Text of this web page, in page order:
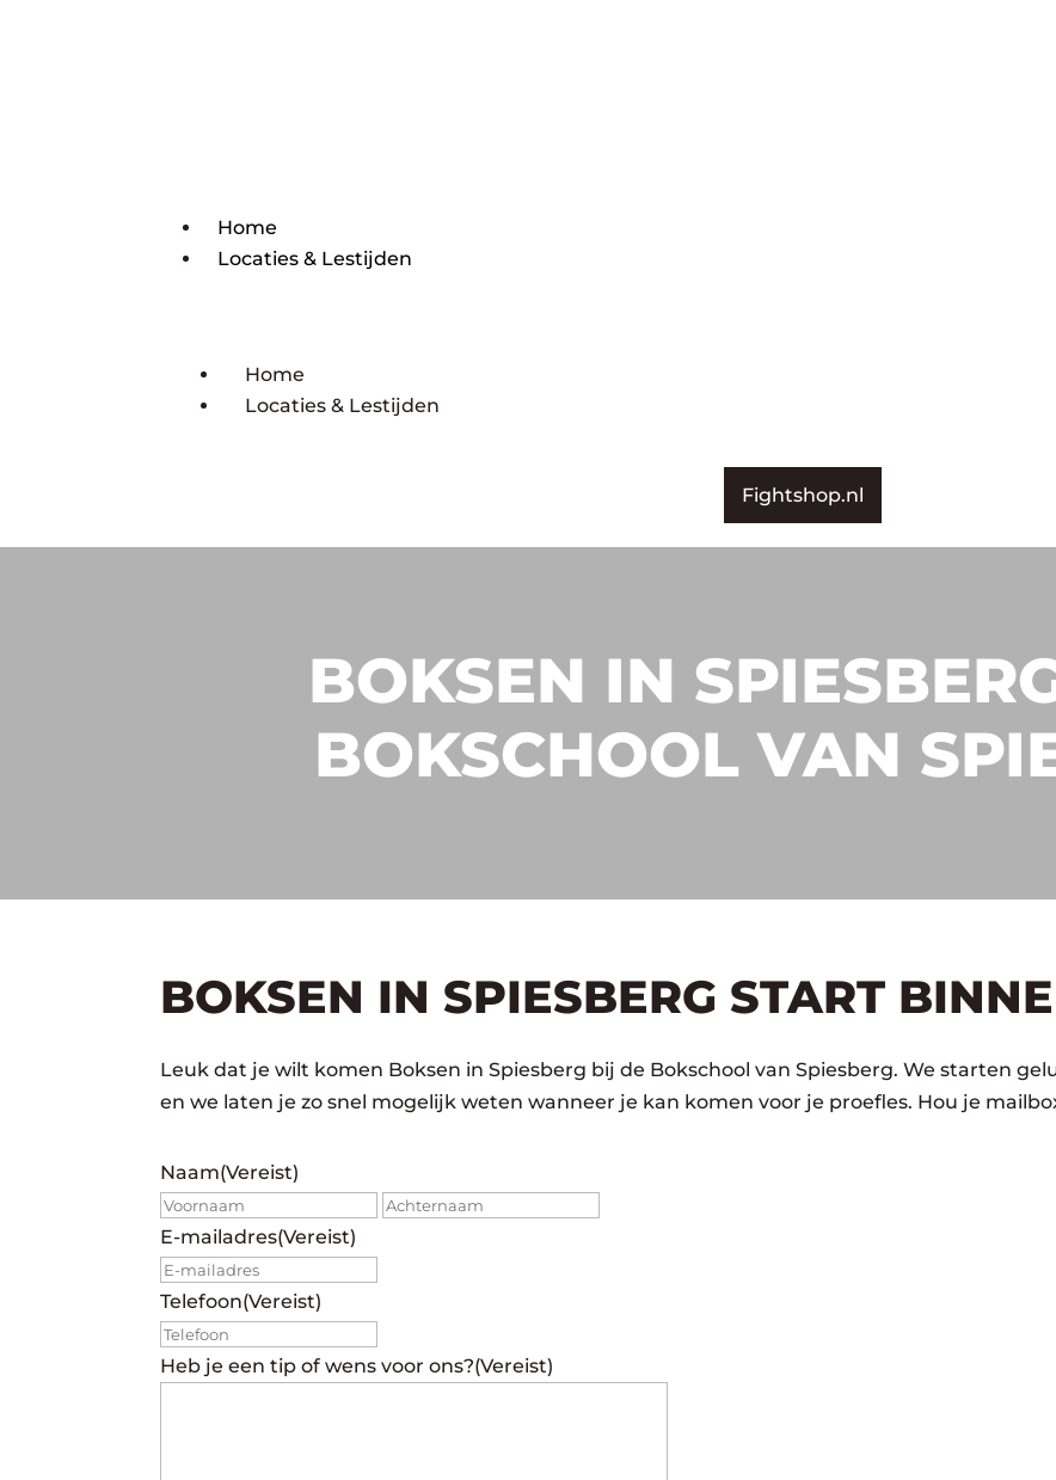
Home
Locaties & Lestijden
Home
Locaties & Lestijden
Fightshop.nl
BOKSEN IN
BOKSCHOOL VAN
BOKSEN IN SPIESBERG START
Leuk dat je wilt komen Boksen in Spiesberg bij de Bokschool van Spiesberg. We starten
en we laten je zo snel mogelijk weten wanneer je kan komen voor je proefles. Hou je
Naam(Vereist)
Voornaam
E-mailadres(Vereist)
Telefoon(Vereist)
Heb je een tip of wens voor ons?(Vereist)